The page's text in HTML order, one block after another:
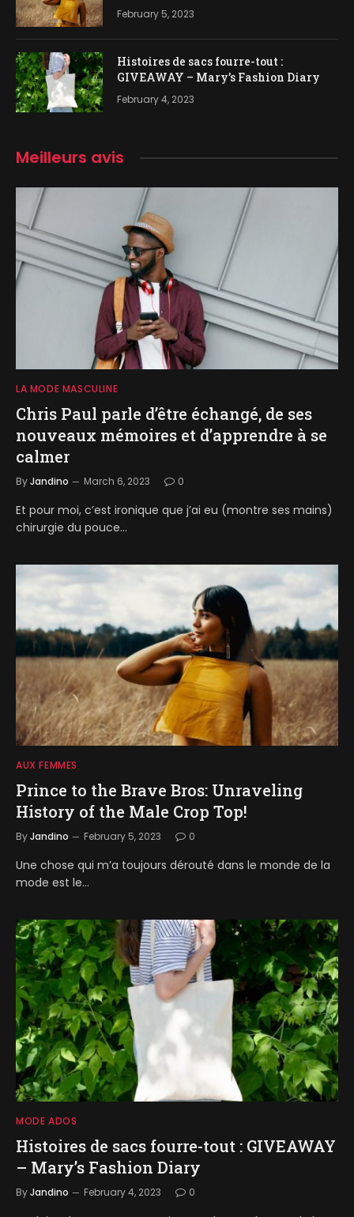
February 5, 2023
Histoires de sacs fourre-tout :
GIVEAWAY – Mary’s Fashion Diary
February 4, 2023
Meilleurs avis
LA MODE MASCULINE
Chris Paul parle d’être échangé, de ses
nouveaux mémoires et d’apprendre à se
calmer
ByJandino March 6, 2023 0
Et pour moi, c’est ironique que j’ai eu (montre ses mains)
chirurgie du pouce…
AUX FEMMES
Prince to the Brave Bros: Unraveling
History of the Male Crop Top!
ByJandino February 5, 2023 0
Une chose qui m’a toujours dérouté dans le monde de la
mode est le…
MODE ADOS
Histoires de sacs fourre-tout : GIVEAWAY
– Mary’s Fashion Diary
ByJandino February 4, 2023 0